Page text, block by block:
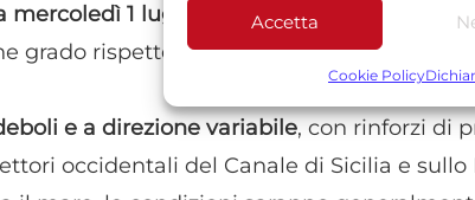
Funzionalità
Abbinare e combinare dati
alle informazioni trasmesse
Accetta
Cookie Policy
mercoledì 1 luglio
, quando le temperature
grado rispetto ai valori previsti nei
e a direzione variabile, con rinforzi di
occidentali del Canale di Sicilia e